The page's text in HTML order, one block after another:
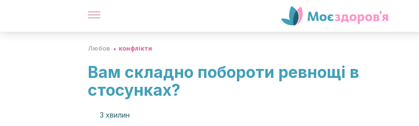
Любов конфлікти
Вам складно побороти ревнощі в
стосунках?
3 хвилин